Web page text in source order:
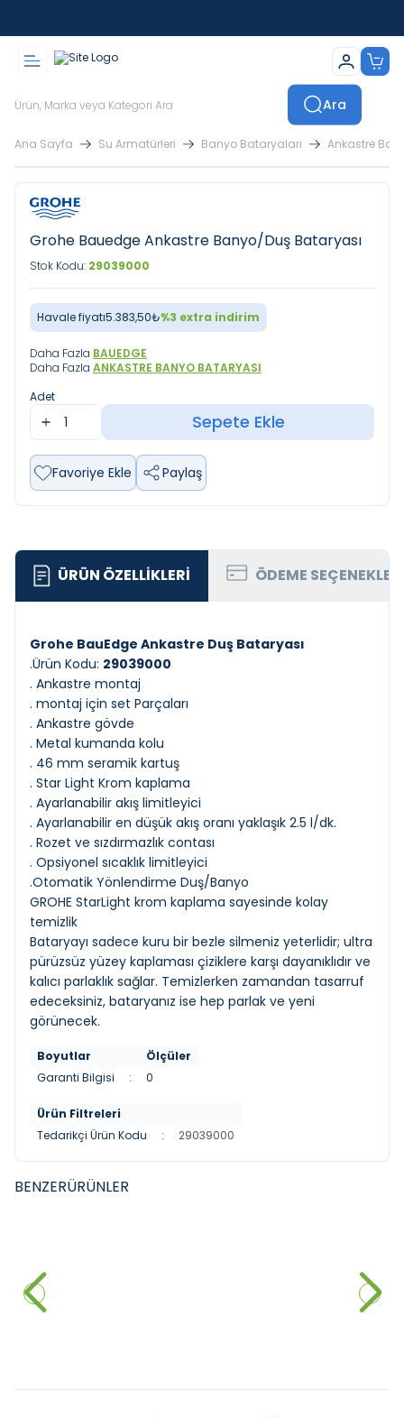
Ara
Ana Sayfa Su Armatürleri Banyo Bataryaları Ankastre
Grohe Bauedge Ankastre Banyo/Duş Bataryası
Stok Kodu: 29039000
Havale fiyatı5.383,50₺%3 extra indirim
Daha Fazla BAUEDGE
Daha Fazla ANKASTRE BANYO BATARYASI
Adet
Sepete Ekle
Favoriye Ekle Paylaş
ÜRÜN ÖZELLIKLERI ÖDEME
Grohe BauEdge Ankastre Duş Bataryası
.Ürün Kodu: 29039000
. Ankastre montaj
. montaj için set Parçaları
. Ankastre gövde
. Metal kumanda kolu
. 46 mm seramik kartuş
. Star Light Krom kaplama
. Ayarlanabilir akış limitleyici
. Ayarlanabilir en düşük akış oranı yaklaşık 2.5 l/dk.
. Rozet ve sızdırmazlık contası
. Opsiyonel sıcaklık limitleyici
.Otomatik Yönlendirme Duş/Banyo
GROHE StarLight krom kaplama sayesinde kolay
temizlik
Bataryayı sadece kuru bir bezle silmeniz yeterlidir; ultra
pürüzsüz yüzey kaplaması çiziklere karşı dayanıklıdır ve
kalıcı parlaklık sağlar. Temizlerken zamandan tasarruf
edeceksiniz, bataryanız ise hep parlak ve yeni
görünecek.
Boyutlar
Ölçüler
Garanti Bilgisi
: 0
Ürün Filtreleri
Tedarikçi Ürün Kodu
: 29039000
BENZERÜRÜNLER
8.510,00